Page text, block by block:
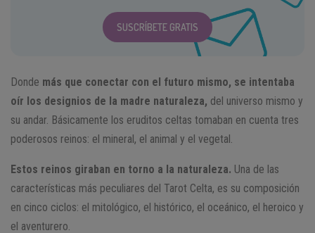
SUSCRÍBETE GRATIS
Donde más que conectar con el futuro mismo, se intentaba
oír los designios de la madre naturaleza, del universo mismo y
su andar. Básicamente los eruditos celtas tomaban en cuenta tres
poderosos reinos: el mineral, el animal y el vegetal.
Estos reinos giraban en torno a la naturaleza. Una de las
características más peculiares del Tarot Celta, es su composición
en cinco ciclos: el mitológico, el histórico, el oceánico, el heroico y
el aventurero.